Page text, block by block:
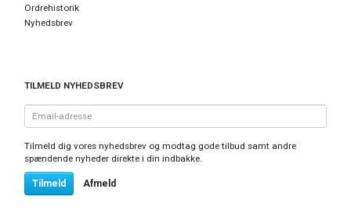
Ordrehistorik
Nyhedsbrev
TILMELD NYHEDSBREV
adresse
Tilmeld dig vores nyhedsbrev og modtag gode tilbud samt andre
spændende nyheder direkte i din indbakke.
Tilmeld Afmeld